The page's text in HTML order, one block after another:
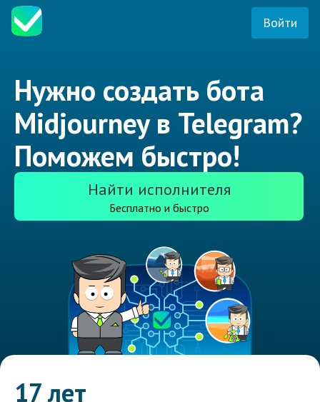
Войти
Нужно создать бота
Midjourney в Telegram?
Поможем быстро!
Найти исполнителя
Бесплатно и быстро
17 лет